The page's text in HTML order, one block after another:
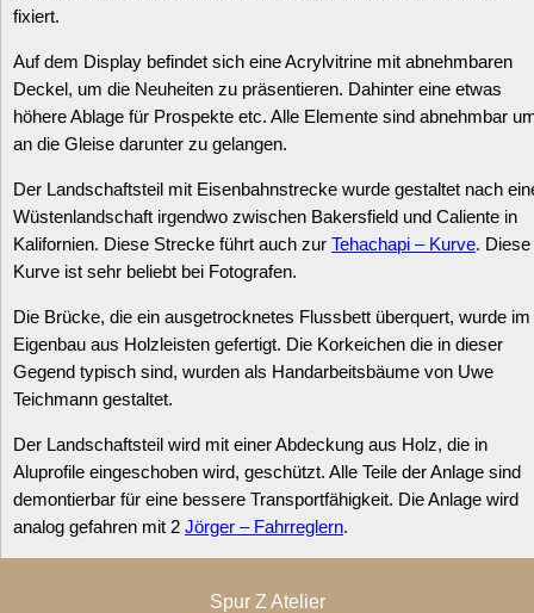
fixiert.
Auf dem Display befindet sich eine Acrylvitrine mit abnehmbaren
Deckel, um die Neuheiten zu präsentieren. Dahinter eine etwas
höhere Ablage für Prospekte etc. Alle Elemente sind abnehmbar
an die Gleise darunter zu gelangen.
Der Landschaftsteil mit Eisenbahnstrecke wurde gestaltet nach
Wüstenlandschaft irgendwo zwischen Bakersfield und Caliente in
Kalifornien. Diese Strecke führt auch zur Tehachapi – Kurve. Diese
Kurve ist sehr beliebt bei Fotografen.
Die Brücke, die ein ausgetrocknetes Flussbett überquert, wurde im
Eigenbau aus Holzleisten gefertigt. Die Korkeichen die in dieser
Gegend typisch sind, wurden als Handarbeitsbäume von Uwe
Teichmann gestaltet.
Der Landschaftsteil wird mit einer Abdeckung aus Holz, die in
Aluprofile eingeschoben wird, geschützt. Alle Teile der Anlage sind
demontierbar für eine bessere Transportfähigkeit. Die Anlage wird
analog gefahren mit 2 Jörger – Fahrreglern.
Spur Z Atelier